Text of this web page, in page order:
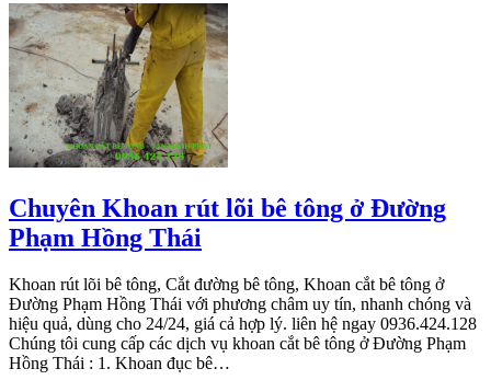
Chuyên Khoan rút lõi bê tông ở Đường
Phạm Hồng Thái
Khoan rút lõi bê tông, Cắt đường bê tông, Khoan cắt bê tông ở
Đường Phạm Hồng Thái với phương châm uy tín, nhanh chóng và
hiệu quả, dùng cho 24/24, giá cả hợp lý. liên hệ ngay 0936.424.128
Chúng tôi cung cấp các dịch vụ khoan cắt bê tông ở Đường Phạm
Hồng Thái : 1. Khoan đục bê…